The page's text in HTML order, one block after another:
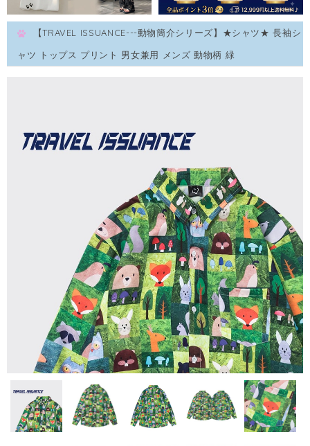
【TRAVEL ISSUANCE---動物簡介シリーズ】★シャツ★ 長袖シ
ャツ トップス プリント 男女兼用 メンズ 動物柄 緑